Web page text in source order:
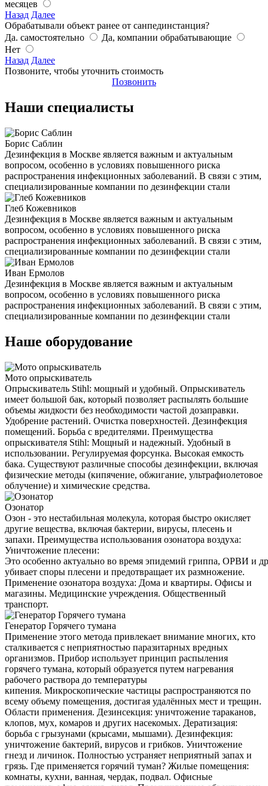
месяцев
Назад Далее
Обрабатывали объект ранее от санпединстанция?
Да. самостоятельно
Да, компании обрабатывающие
Нет
Назад Далее
Позвоните, чтобы уточнить стоимость
Позвонить
Наши специалисты
Борис Саблин
Дезинфекция в Москве является важным и актуальным
вопросом, особенно в условиях повышенного риска
распространения инфекционных заболеваний. В связи с этим,
специализированные компании по дезинфекции стали
Глеб Кожевников
Дезинфекция в Москве является важным и актуальным
вопросом, особенно в условиях повышенного риска
распространения инфекционных заболеваний. В связи с этим,
специализированные компании по дезинфекции стали
Иван Ермолов
Дезинфекция в Москве является важным и актуальным
вопросом, особенно в условиях повышенного риска
распространения инфекционных заболеваний. В связи с этим,
специализированные компании по дезинфекции стали
Наше оборудование
Мото опрыскиватель
Опрыскиватель Stihl: мощный и удобный. Опрыскиватель
имеет большой бак, который позволяет распылять большие
объемы жидкости без необходимости частой дозаправки.
Удобрение растений. Очистка поверхностей. Дезинфекция
помещений. Борьба с вредителями. Преимущества
опрыскивателя Stihl: Мощный и надежный. Удобный в
использовании. Регулируемая форсунка. Высокая емкость
бака. Существуют различные способы дезинфекции, включая
физические методы (кипячение, обжигание, ультрафиолетовое
облучение) и химические средства.
Озонатор
Озон - это нестабильная молекула, которая быстро окисляет
другие вещества, включая бактерии, вирусы, плесень и
запахи. Преимущества использования озонатора воздуха:
Уничтожение плесени:
Это особенно актуально во время эпидемий гриппа, ОРВИ и
убивает споры плесени и предотвращает их размножение.
Применение озонатора воздуха: Дома и квартиры. Офисы и
магазины. Медицинские учреждения. Общественный
транспорт.
Генератор Горячего тумана
Применение этого метода привлекает внимание многих, кто
сталкивается с неприятностью паразитарных вредных
организмов. Прибор использует принцип распыления
горячего тумана, который образуется путем нагревания
рабочего раствора до температуры
кипения. Микроскопические частицы распространяются по
всему объему помещения, достигая удалённых мест и трещин.
Области применения. Дезинсекция: уничтожение тараканов,
клопов, мух, комаров и других насекомых. Дератизация:
борьба с грызунами (крысами, мышами). Дезинфекция:
уничтожение бактерий, вирусов и грибков. Уничтожение
гнезд и личинок. Полностью устраняет неприятный запах и
грязь. Где применяется горячий туман? Жилые помещения:
комнаты, кухни, ванная, чердак, подвал. Офисные